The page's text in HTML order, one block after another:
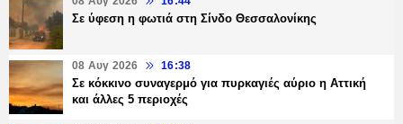
Σε ύφεση η φωτιά στη Σίνδο Θεσσαλονίκης
08 Αυγ 2026 16:38
Σε κόκκινο συναγερμό για πυρκαγιές αύριο η Αττική
και άλλες 5 περιοχές